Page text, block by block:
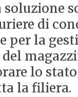
di
la
lo
la filiera.